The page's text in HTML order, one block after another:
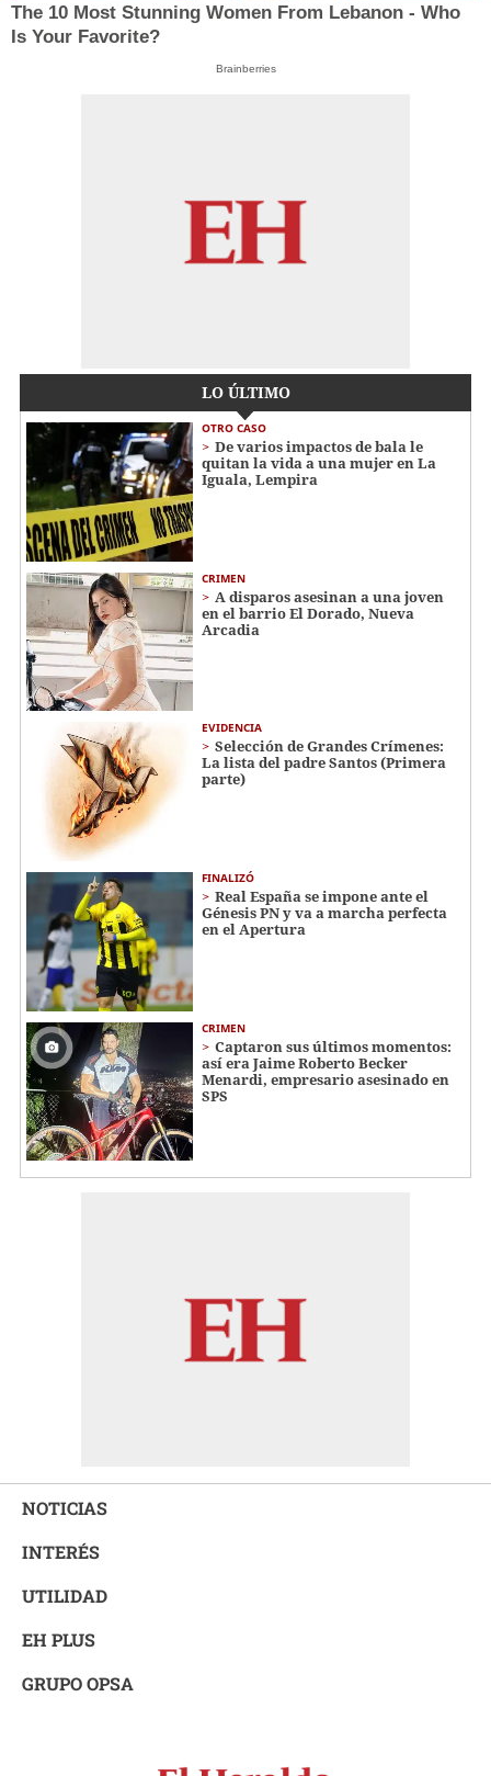
The 10 Most Stunning Women From Lebanon - Who
Is Your Favorite?
Brainberries
LO ÚLTIMO
OTRO CASO
De varios impactos de bala le
quitan la vida a una mujer en La
Iguala, Lempira
CRIMEN
A disparos asesinan a una joven
en el barrio El Dorado, Nueva
Arcadia
EVIDENCIA
Selección de Grandes Crímenes:
La lista del padre Santos (Primera
parte)
FINALIZÓ
Real España se impone ante el
Génesis PN y va a marcha perfecta
en el Apertura
CRIMEN
Captaron sus últimos momentos:
así era Jaime Roberto Becker
Menardi​​​, empresario asesinado en
SPS
NOTICIAS
INTERÉS
UTILIDAD
EH PLUS
GRUPO OPSA